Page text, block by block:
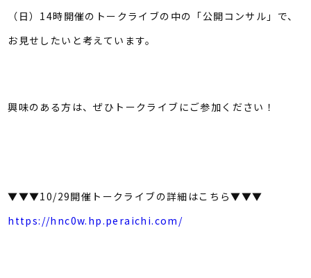
（日）14時開催のトークライブの中の「公開コンサル」で、
お見せしたいと考えています。
興味のある方は、ぜひトークライブにご参加ください！
▼▼▼10/29開催トークライブの詳細はこちら▼▼▼
https://hnc0w.hp.peraichi.com/